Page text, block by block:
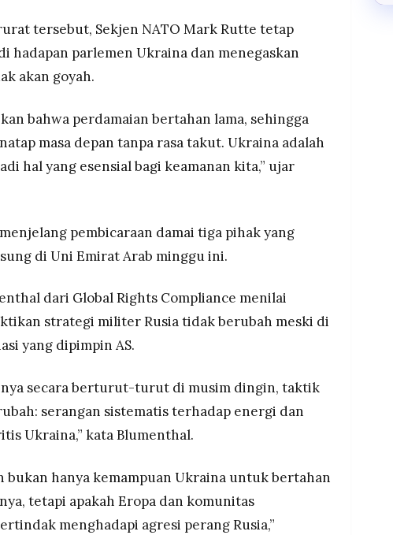
tersebut, Sekjen NATO Mark Rutte tetap
hadapan parlemen Ukraina dan menegaskan
akan goyah.
bahwa perdamaian bertahan lama, sehingga
masa depan tanpa rasa takut. Ukraina adalah
hal yang esensial bagi keamanan kita,” ujar
pembicaraan damai tiga pihak yang
di Uni Emirat Arab minggu ini.
dari Global Rights Compliance menilai
strategi militer Rusia tidak berubah meski di
yang dipimpin AS.
secara berturut-turut di musim dingin, taktik
serangan sistematis terhadap energi dan
Ukraina,” kata Blumenthal.
bukan hanya kemampuan Ukraina untuk bertahan
tetapi apakah Eropa dan komunitas
menghadapi agresi perang Rusia,”